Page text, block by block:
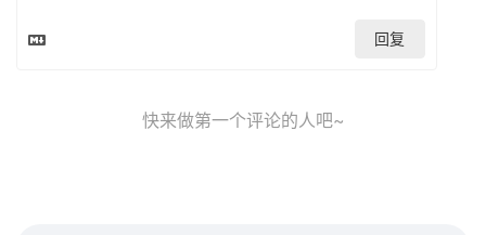
回复
快来做第一个评论的人吧~